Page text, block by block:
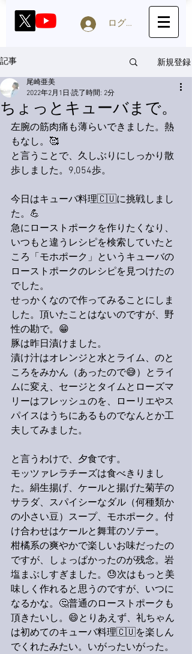
ログイン
記事 新規登録
ちょっとキューバまで。
尾崎亜美
2022年2月1日 読了時間: 2分
左腕の筋肉痛も薄らいできました。熱
もなし。🥰
と言うことで、久しぶりにしっかり散
歩しました。9,054歩。
今日はキューバ料理🇨🇺に挑戦しまし
た。💪
急にローストポークを作りたくなり、
いつもと違うレシピを検索していたと
ころ「モホポーク」というキューバの
ローストポークのレシピを見つけたの
でした。
せっかくなので作ってみることにしま
した。頂いたことはないのですが、野
性の勘で。😁
豚は昨日漬けました。
漬け汁はオレンジと水とライム、のと
ころをみかん（あったので😅）とライ
ムに変え、セージとタイムとローズマ
リーはフレッシュのを、ローリエやス
パイスはうちにあるものでなんとか工
夫してみました。
と言うわけで、夕食です。
モッツァレラチーズは食べきりまし
た。絹生揚げ、ケールと揚げた菊芋の
サラダ、スパイシーなダル（何種類か
の小さい豆）スープ、モホポーク。付
け合わせはケールと舞茸のソテー。
柑橘系の爽やかで楽しいお味だったの
ですが、しょっぱかったのが残念。岩
塩まぶしすぎました。😓次はもっと美
味しく作れると思うのですが、いつに
なるかな。🤔普通のローストポークも
頂きたいし。😄とりあえず、礼ちゃん
は初めてのキューバ料理🇨🇺を楽しん
でくれたみたい。いがったいがった。